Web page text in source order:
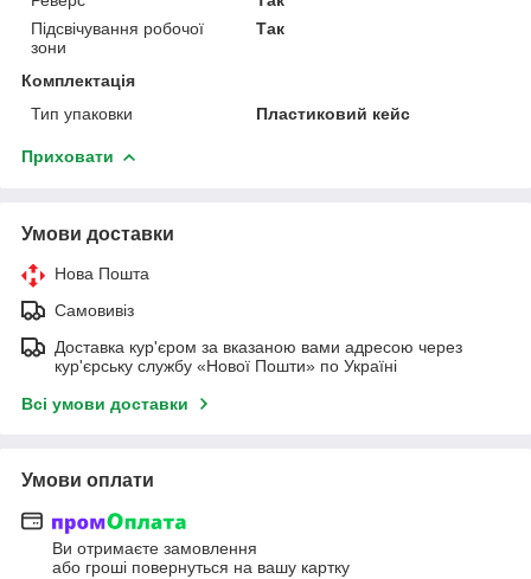
Підсвічування робочої
зони
Так
Комплектація
Тип упаковки
Пластиковий кейс
Приховати
Умови доставки
Нова Пошта
Самовивіз
Доставка кур'єром за вказаною вами адресою через
кур'єрську службу «Нової Пошти» по Україні
Всі умови доставки
Умови оплати
Ви отримаєте замовлення
або гроші повернуться на вашу картку